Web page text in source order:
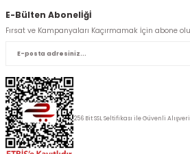
E-Bülten Abonelİğİ
Fırsat ve Kampanyaları Kaçırmamak İçin abone
256 Bit SSL Seltifikası ile Güvenli